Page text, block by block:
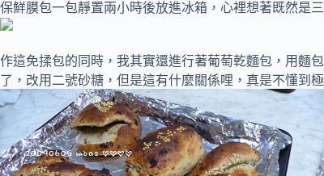
保鮮膜包一包靜置兩小時後放進冰箱，心裡想著既然是
作這免揉包的同時，我其實還進行著葡萄乾麵包，用麵
了，改用二號砂糖，但是這有什麼關係哩，真是不懂